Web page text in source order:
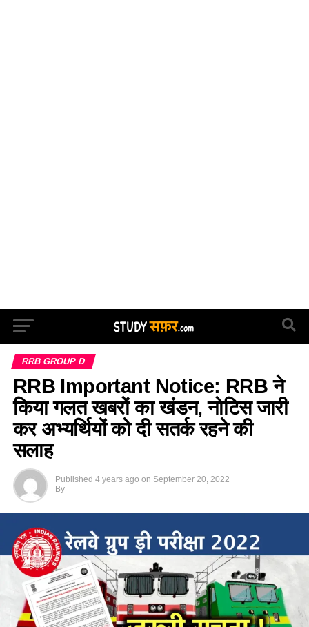
RRB GROUP D
RRB Important Notice: RRB ने
किया गलत खबरों का खंडन, नोटिस जारी
कर अभ्यर्थियों को दी सतर्क रहने की
सलाह
Published 4 years ago on September 20, 2022
By